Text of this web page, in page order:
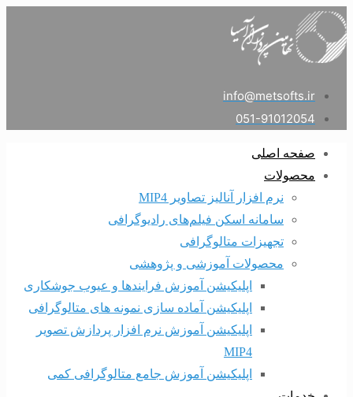
info@metsofts.ir
051-91012054
صفحه اصلی
محصولات
نرم افزار آنالیز تصاویر MIP4
سامانه اسکن فیلم‌های رادیوگرافی
تجهیزات متالوگرافی
محصولات آموزشی و پژوهشی
اپلیکیشن آموزش فرایندها و عیوب جوشکاری
اپلیکیشن آماده سازی نمونه های متالوگرافی
اپلیکیشن آموزش نرم افزار پردازش تصویر
MIP4
اپلیکیشن آموزش جامع متالوگرافی کمی